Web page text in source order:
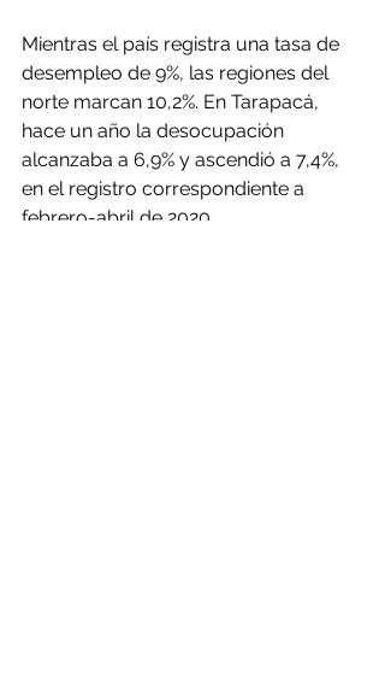
Mientras el país registra una tasa de
desempleo de 9%, las regiones del
norte marcan 10,2%. En Tarapacá,
hace un año la desocupación
alcanzaba a 6,9% y ascendió a 7,4%,
en el registro correspondiente a
febrero-abril de 2020.